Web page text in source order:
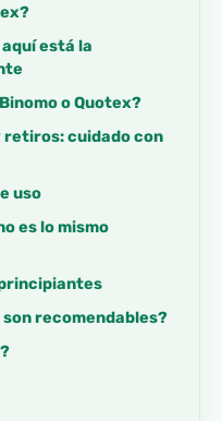
está la
o Quotex?
retiros: cuidado con
uso
es lo mismo
recomendables?